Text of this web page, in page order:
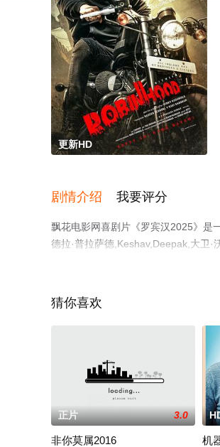
更新HD
剧情介绍 我要评分
飘花电影网喜剧片《罗宾汉2025》是
德拉·普拉萨德,Keshav,Deepak,大卫
免费观看高清无删减完整版电影大全
猜你喜欢
正片 3.0
非你莫属2016 机